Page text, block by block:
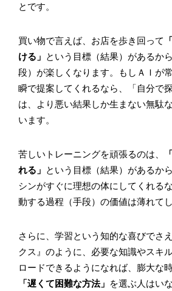
とです。
買い物で言えば、お店を歩き回って
ける」 という目標（結果）があるか
段）が楽しくなります。もしＡＩが
瞬で提案してくれるなら、「自分で
は、より悪い結果しか生まない無駄
います。
苦しいトレーニングを頑張るのは、
れる」 という目標（結果）があるか
シンがすぐに理想の体にしてくれる
動する過程（手段）の価値は薄れてし
さらに、学習という知的な喜びでさ
クス』のように、必要な知識やスキ
ロードできるようになれば、膨大な
「遅くて困難な方法」 を選ぶ人はい